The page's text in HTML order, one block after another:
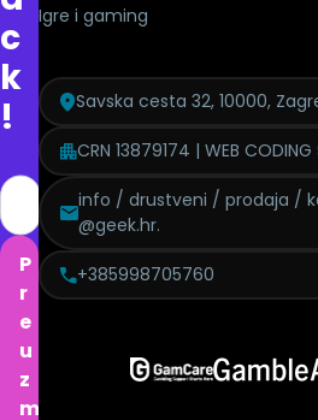
c
k
!
P
r
e
u
z
m
Igre i gaming
Savska cesta 32, 10000,
CRN 13879174 | WEB CODING
info / drustveni / prodaja /
@geek.hr.
+385998705760